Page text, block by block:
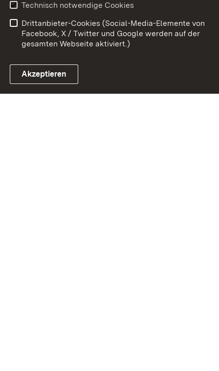
Social Media
Instagram
Social Wall
Technisch notwendige Cookies
Drittanbieter-Cookies (Social-Media-Elemente von
Facebook, X / Twitter und Google werden auf der
gesamten Webseite aktiviert.)
Akzeptieren